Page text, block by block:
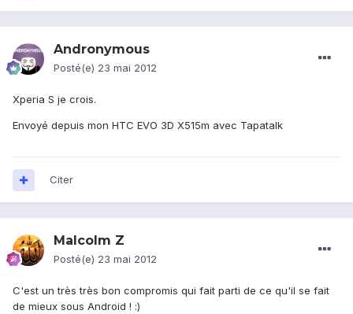
Andronymous
Posté(e) 23 mai 2012
Xperia S je crois.
Envoyé depuis mon HTC EVO 3D X515m avec Tapatalk
Citer
Malcolm Z
Posté(e) 23 mai 2012
C'est un très très bon compromis qui fait parti de ce qu'il se fait
de mieux sous Android ! :)